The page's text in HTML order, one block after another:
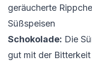
geräucherte
Süßspeisen
Schokolade: Die
gut mit der